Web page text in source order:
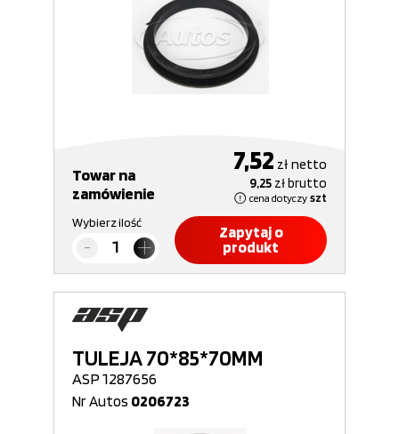
Towar na
zamówienie
7,52 złnetto
9,25 złbrutto
cena dotyczy szt
Wybierz ilość
Zapytaj o
produkt
TULEJA 70*85*70MM
ASP 1287656
Nr Autos 0206723